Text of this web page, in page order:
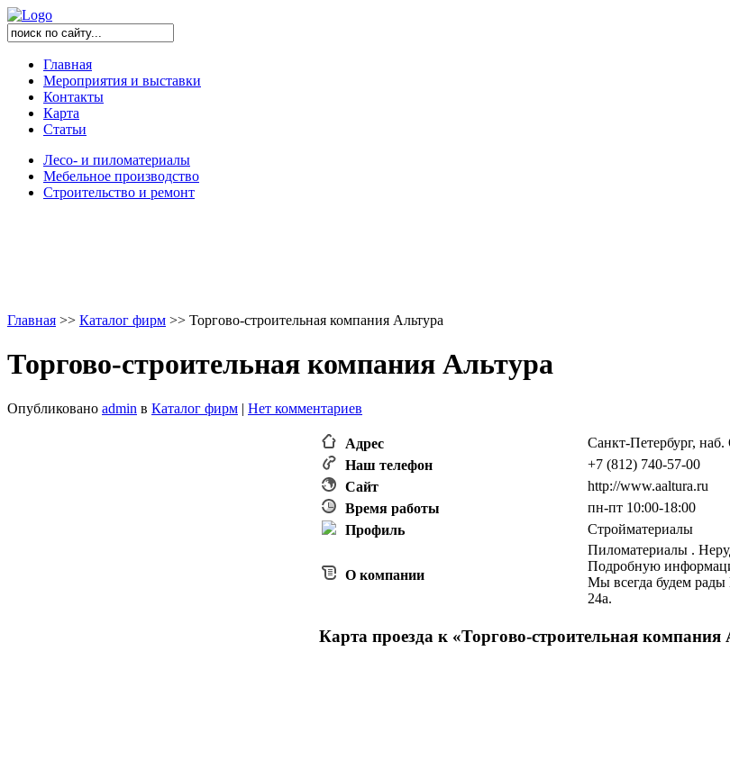
Главная
Мероприятия и выставки
Контакты
Карта
Статьи
Лесо- и пиломатериалы
Мебельное производство
Строительство и ремонт
Главная >> Каталог фирм >> Торгово-строительная компания Альтура
Торгово-строительная компания Альтура
Опубликовано admin в Каталог фирм | Нет комментариев
Адрес
Санкт-Петербург,
Наш телефон
+7 (812) 740-57-00
Сайт
http://www.aaltura.ru
Время работы
пн-пт 10:00-18:00
Профиль
Стройматериалы
О компании
Пиломатериалы .
Подробную
Мы всегда будем рады
24а.
Карта проезда к «Торгово-строительная компания